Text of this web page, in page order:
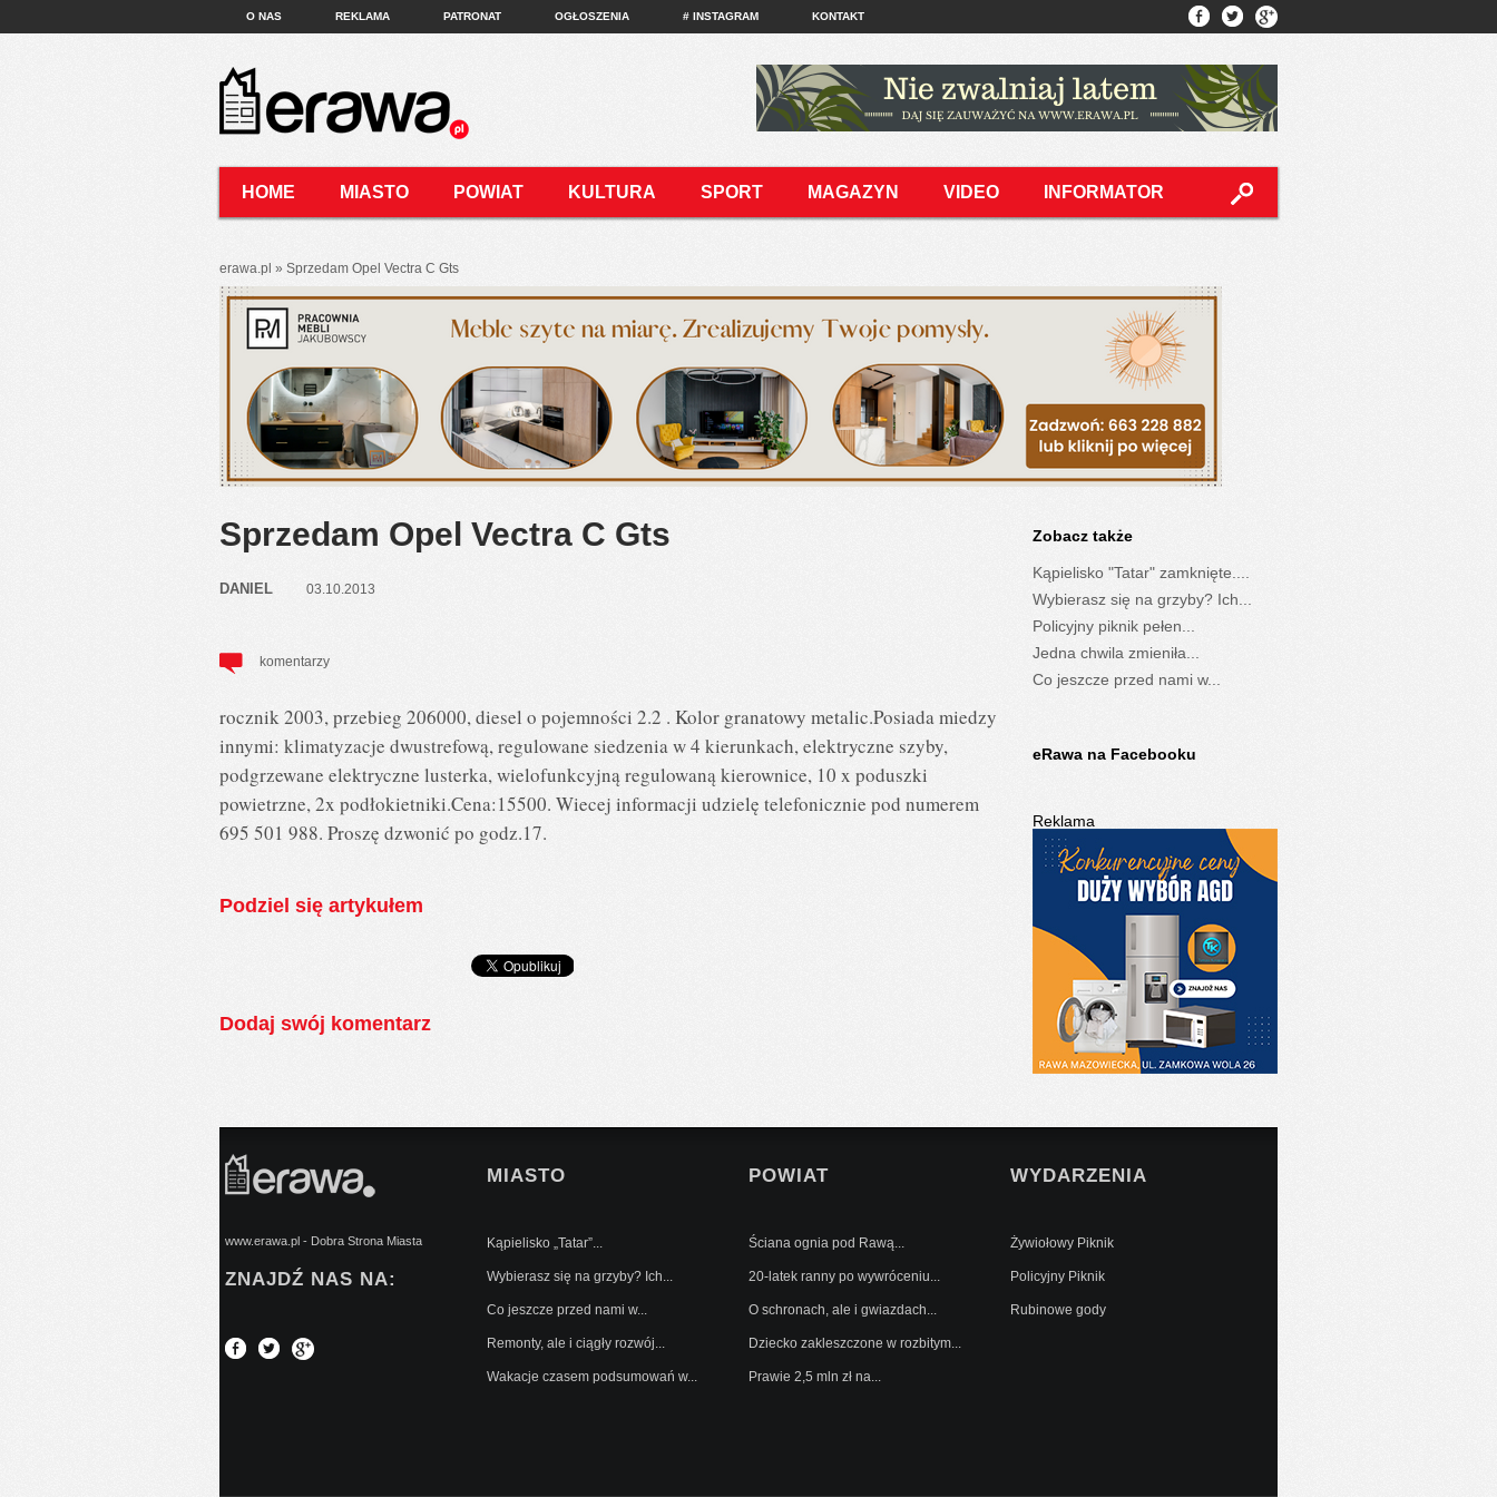
O NAS REKLAMA PATRONAT OGŁOSZENIA # INSTAGRAM KONTAKT
HOME MIASTO POWIAT KULTURA SPORT MAGAZYN VIDEO INFORMATOR
erawa.pl » Sprzedam Opel Vectra C Gts
Sprzedam Opel Vectra C Gts
DANIEL 03.10.2013
komentarzy
rocznik 2003, przebieg 206000, diesel o pojemności 2.2 . Kolor granatowy metalic.Posiada miedzy
innymi: klimatyzacje dwustrefową, regulowane siedzenia w 4 kierunkach, elektryczne szyby,
podgrzewane elektryczne lusterka, wielofunkcyjną regulowaną kierownice, 10 x poduszki
powietrzne, 2x podłokietniki.Cena:15500. Wiecej informacji udzielę telefonicznie pod numerem
695 501 988. Proszę dzwonić po godz.17.
Podziel się artykułem
Dodaj swój komentarz
Zobacz także
Kąpielisko "Tatar" zamknięte....
Wybierasz się na grzyby? Ich...
Policyjny piknik pełen...
Jedna chwila zmieniła...
Co jeszcze przed nami w...
eRawa na Facebooku
Reklama
www.erawa.pl - Dobra Strona Miasta
ZNAJDŹ NAS NA:
MIASTO
Kąpielisko „Tatar”...
Wybierasz się na grzyby? Ich...
Co jeszcze przed nami w...
Remonty, ale i ciągły rozwój...
Wakacje czasem podsumowań w...
POWIAT
Ściana ognia pod Rawą...
20-latek ranny po wywróceniu...
O schronach, ale i gwiazdach...
Dziecko zakleszczone w rozbitym...
Prawie 2,5 mln zł na...
WYDARZENIA
Żywiołowy Piknik
Policyjny Piknik
Rubinowe gody